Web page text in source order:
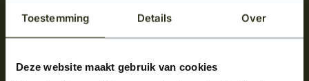
Toestemming Details Over
Deze website maakt gebruik van cookies
Meld je aan en ontvang het laatste nieuws
over onze kempische bouwstijl!
Aanmelden voor de nieuwsbrief